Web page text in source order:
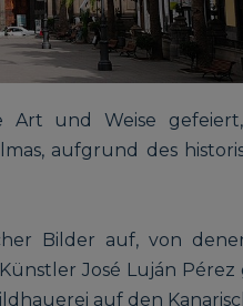
Art und Weise
aufgrund des
Bilder auf, von
José Luján Pérez
auf den